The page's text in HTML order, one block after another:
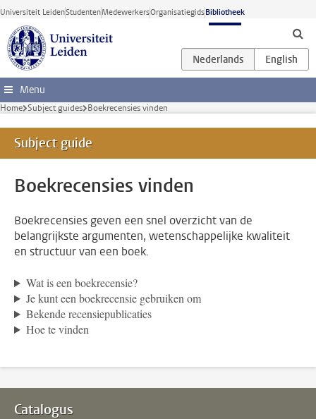
Ga direct naar de inhoud
Universiteit LeidenStudentenMedewerkersOrganisatiegidsBibliotheek
Menu
Home Subject guides Boekrecensies vinden
Subject guide
Boekrecensies vinden
Boekrecensies geven een snel overzicht van de
belangrijkste argumenten, wetenschappelijke kwaliteit
en structuur van een boek.
Wat is een boekrecensie?
Je kunt een boekrecensie gebruiken om
Bekende recensiepublicaties
Hoe te vinden
Catalogus